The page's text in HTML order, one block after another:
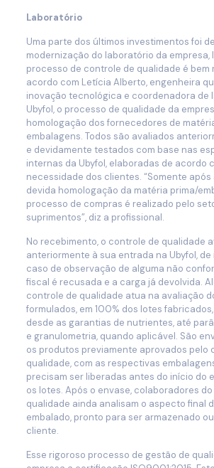
Laboratório
Uma parte dos últimos investimentos foi
modernização do laboratório da empresa,
processo de controle de qualidade é bem
acordo com Letícia Alberto, engenheira
inovação tecnológica e coordenadora de
Ubyfol, o processo de qualidade da
homologação dos fornecedores de
embalagens. Todos são avaliados
e devidamente testados com base nas
internas da Ubyfol, elaboradas de acordo
necessidade dos clientes. “Somente
devida homologação da matéria prima/
processo de compras é realizado pelo
suprimentos”, diz a profissional.
No recebimento, o controle de qualidade
anteriormente à sua entrada na Ubyfol, de
caso de observação de alguma não
fiscal é recusada e a carga já devolvida.
controle de qualidade atua na avaliação
formulados, em 100% dos lotes
desde as garantias de nutrientes, até
e granulometria, quando aplicável. São
os produtos previamente aprovados pelo
qualidade, com as respectivas
precisam ser liberadas antes do início do
os lotes. Após o envase, colaboradores
qualidade ainda analisam o aspecto final
embalado, pronto para ser armazenado
cliente.
Esse rigoroso processo de gestão de